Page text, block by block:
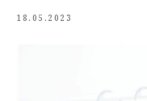
18.05.2023